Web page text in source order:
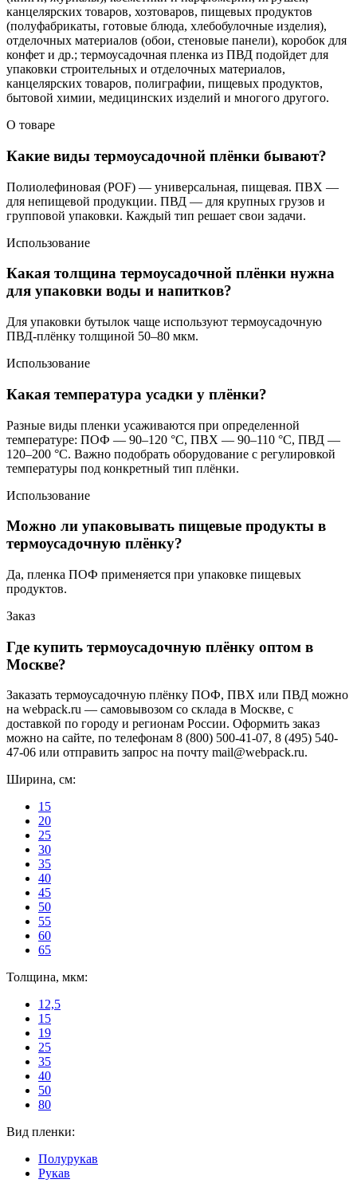
канцелярских товаров, хозтоваров, пищевых продуктов
(полуфабрикаты, готовые блюда, хлебобулочные изделия),
отделочных материалов (обои, стеновые панели), коробок для
конфет и др.; термоусадочная пленка из ПВД подойдет для
упаковки строительных и отделочных материалов,
канцелярских товаров, полиграфии, пищевых продуктов,
бытовой химии, медицинских изделий и многого другого.
О товаре
Какие виды термоусадочной плёнки бывают?
Полиолефиновая (POF) — универсальная, пищевая. ПВХ —
для непищевой продукции. ПВД — для крупных грузов и
групповой упаковки. Каждый тип решает свои задачи.
Использование
Какая толщина термоусадочной плёнки нужна
для упаковки воды и напитков?
Для упаковки бутылок чаще используют термоусадочную
ПВД-плёнку толщиной 50–80 мкм.
Использование
Какая температура усадки у плёнки?
Разные виды пленки усаживаются при определенной
температуре: ПОФ — 90–120 °C, ПВХ — 90–110 °C, ПВД —
120–200 °C. Важно подобрать оборудование с регулировкой
температуры под конкретный тип плёнки.
Использование
Можно ли упаковывать пищевые продукты в
термоусадочную плёнку?
Да, пленка ПОФ применяется при упаковке пищевых
продуктов.
Заказ
Где купить термоусадочную плёнку оптом в
Москве?
Заказать термоусадочную плёнку ПОФ, ПВХ или ПВД можно
на webpack.ru — самовывозом со склада в Москве, с
доставкой по городу и регионам России. Оформить заказ
можно на сайте, по телефонам 8 (800) 500-41-07, 8 (495) 540-
47-06 или отправить запрос на почту mail@webpack.ru.
Ширина, см:
15
20
25
30
35
40
45
50
55
60
65
Толщина, мкм:
12,5
15
19
25
35
40
50
80
Вид пленки:
Полурукав
Рукав